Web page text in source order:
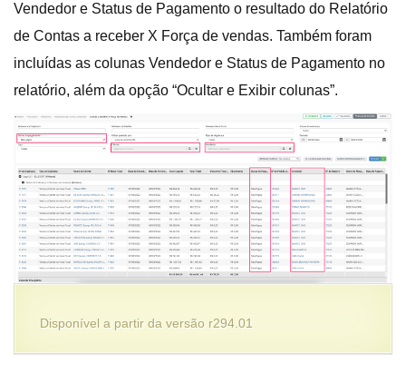
Vendedor e Status de Pagamento o resultado do Relatório
de Contas a receber X Força de vendas. Também foram
incluídas as colunas Vendedor e Status de Pagamento no
relatório, além da opção “Ocultar e Exibir colunas”.
Disponível a partir da versão r294.01